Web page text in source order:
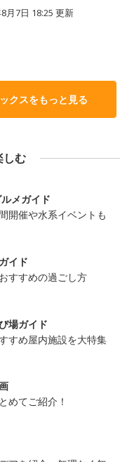
月7日 18:25 更新
クスをもっと見る
しむ
メガイド
開催や水系イベントも
イド
すすめの過ごし方
場ガイド
すめ屋内施設を大特集
めてご紹介！